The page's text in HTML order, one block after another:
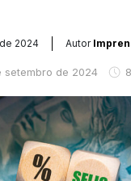
2024 Autor
setembro de 2024